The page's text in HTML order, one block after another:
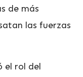
de más
las fuerzas
el rol del